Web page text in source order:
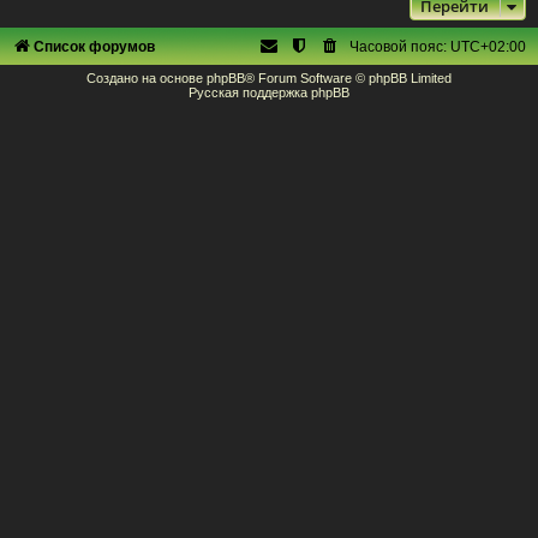
Перейти
Список форумов Часовой пояс:UTC+02:00
Создано на основе phpBB® Forum Software © phpBB Limited
Русская поддержка phpBB